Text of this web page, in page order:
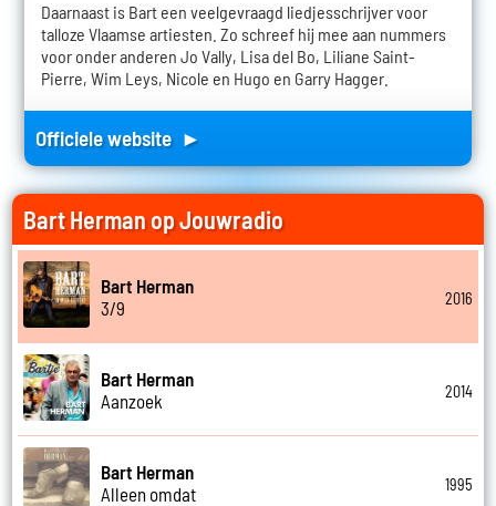
Daarnaast is Bart een veelgevraagd liedjesschrijver voor
talloze Vlaamse artiesten. Zo schreef hij mee aan nummers
voor onder anderen Jo Vally, Lisa del Bo, Liliane Saint-
Pierre, Wim Leys, Nicole en Hugo en Garry Hagger.
Officiele website ►
Bart Herman op Jouwradio
Bart Herman
3/9
2016
Bart Herman
Aanzoek
2014
Bart Herman
Alleen omdat
1995